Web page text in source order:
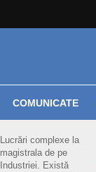
COMUNICATE
Lucrări complexe la
magistrala de pe
Industriei. Există